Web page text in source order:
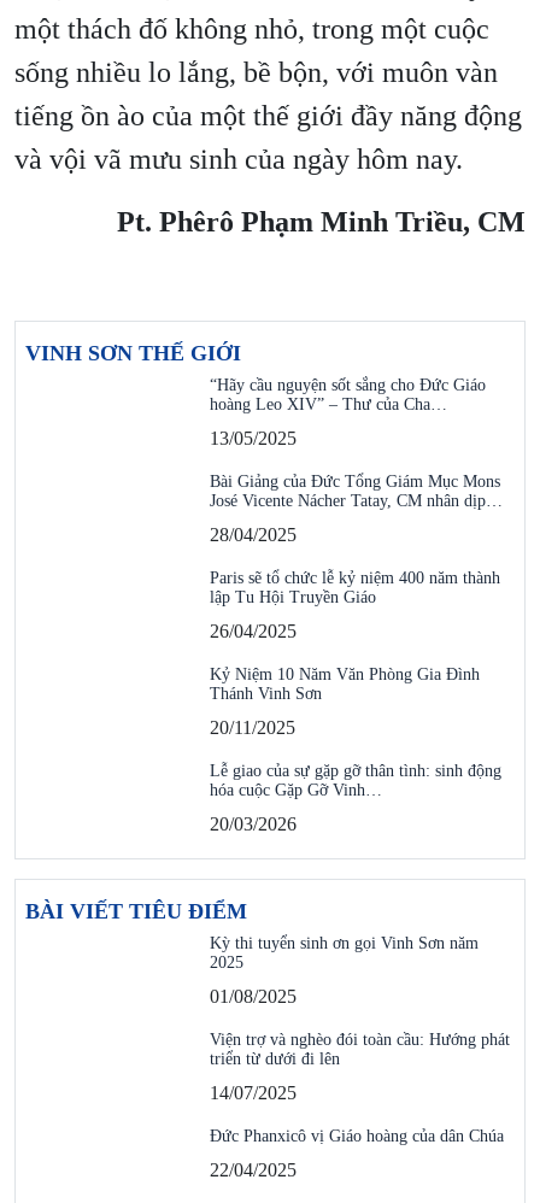
một thách đố không nhỏ, trong một cuộc
sống nhiều lo lắng, bề bộn, với muôn vàn
tiếng ồn ào của một thế giới đầy năng động
và vội vã mưu sinh của ngày hôm nay.
Pt. Phêrô Phạm Minh Triều, CM
VINH SƠN THẾ GIỚI
“Hãy cầu nguyện sốt sắng cho Đức Giáo
hoàng Leo XIV” – Thư của Cha…
13/05/2025
Bài Giảng của Đức Tổng Giám Mục Mons
José Vicente Nácher Tatay, CM nhân dịp…
28/04/2025
Paris sẽ tổ chức lễ kỷ niệm 400 năm thành
lập Tu Hội Truyền Giáo
26/04/2025
Kỷ Niệm 10 Năm Văn Phòng Gia Đình
Thánh Vinh Sơn
20/11/2025
Lễ giao của sự gặp gỡ thân tình: sinh động
hóa cuộc Gặp Gỡ Vinh…
20/03/2026
BÀI VIẾT TIÊU ĐIỂM
Kỳ thi tuyển sinh ơn gọi Vinh Sơn năm
2025
01/08/2025
Viện trợ và nghèo đói toàn cầu: Hướng phát
triển từ dưới đi lên
14/07/2025
Đức Phanxicô vị Giáo hoàng của dân Chúa
22/04/2025